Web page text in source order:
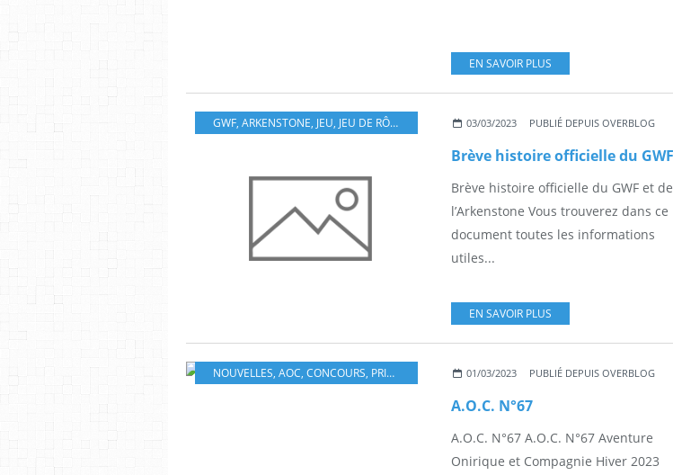
EN SAVOIR PLUS
GWF, ARKENSTONE, JEU, JEU DE RÔLE FANTASY,FANTASTIQUE,MICHEL POUPART,AUTEUR
03/03/2023 PUBLIÉ DEPUIS OVERBLOG
Brève histoire officielle du GWF et de
l’Arkenstone Vous trouverez dans ce
document toutes les informations
utiles...
EN SAVOIR PLUS
NOUVELLES, AOC, CONCOURS, PRIX , FANTASTIQUE BD
01/03/2023 PUBLIÉ DEPUIS OVERBLOG
A.O.C. N°67
A.O.C. N°67 A.O.C. N°67 Aventure
Onirique et Compagnie Hiver 2023